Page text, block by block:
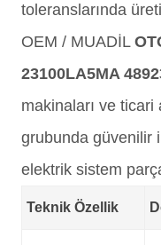
toleranslarında
OEM / MUADİL
23100LA5MA
makinaları ve
grubunda güvenilir
elektrik sistem
Teknik Özellik